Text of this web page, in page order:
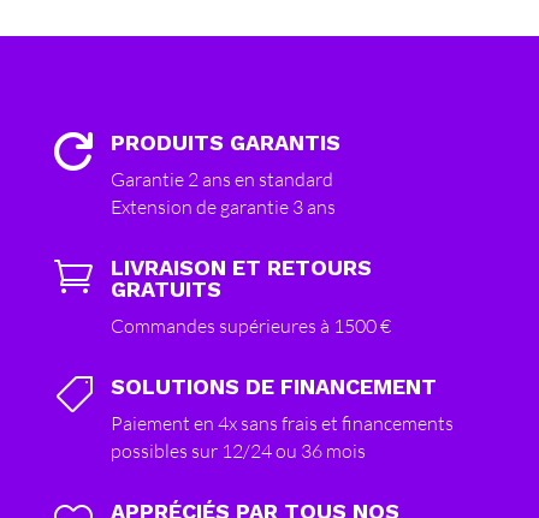
 PRODUITS GARANTIS
Garantie 2 ans en standard
Extension de garantie 3 ans

LIVRAISON ET RETOURS
GRATUITS
Commandes supérieures à 1500 €
 SOLUTIONS DE FINANCEMENT
Paiement en 4x sans frais et financements
possibles sur 12/24 ou 36 mois
APPRÉCIÉS PAR TOUS NOS